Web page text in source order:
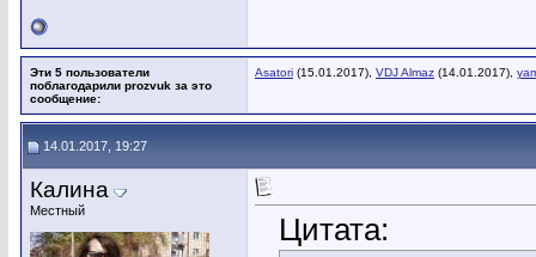
Эти 5 пользователи
поблагодарили prozvuk за это
сообщение:
Asatori (15.01.2017), VDJ Almaz (14.01.2017),
14.01.2017, 19:27
Калина
Местный
Цитата: